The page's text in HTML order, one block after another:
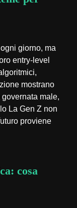
giorno, ma
entry-level
mostrano
male,
La Gen Z non
proviene
cosa